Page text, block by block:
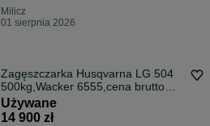
Milicz
01 sierpnia 2026
Zagęszczarka Husqvarna LG 504
500kg,Wacker 6555,cena brutto
,2018r,gwarancja
Używane
14 900 zł